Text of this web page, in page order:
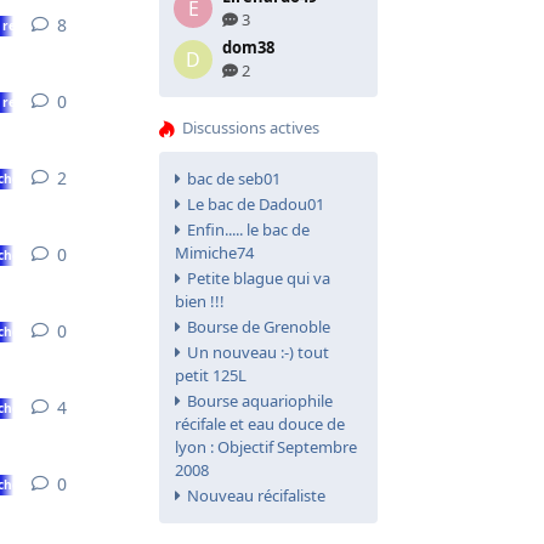
quelque chose ?
8
quelque chose ?
0
? 2
? 0
? 0
? 4
? 0
E
3
D
dom38
2
Discussions actives
bac de seb01
Le bac de Dadou01
Enfin..... le bac de
Mimiche74
Petite blague qui va
bien !!!
Bourse de Grenoble
Un nouveau :-) tout
petit 125L
Bourse aquariophile
récifale et eau douce de
lyon : Objectif Septembre
2008
Nouveau récifaliste